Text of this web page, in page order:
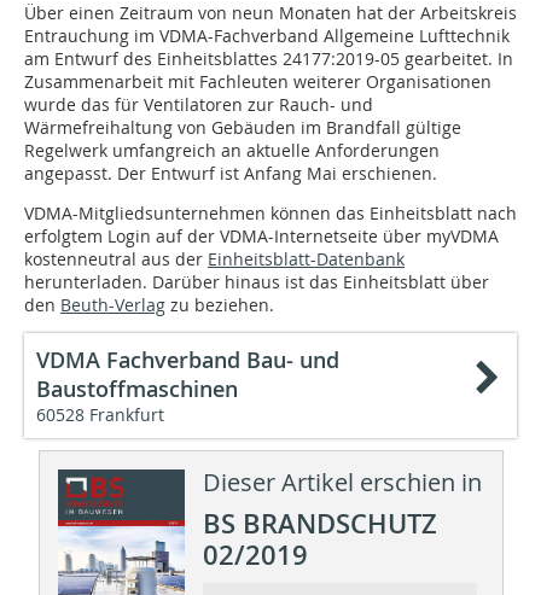
Über einen Zeitraum von neun Monaten hat der Arbeitskreis
Entrauchung im VDMA-Fachverband Allgemeine Lufttechnik
am Entwurf des Einheitsblattes 24177:2019-05 gearbeitet. In
Zusammenarbeit mit Fachleuten weiterer Organisationen
wurde das für Ventilatoren zur Rauch- und
Wärmefreihaltung von Gebäuden im Brandfall gültige
Regelwerk umfangreich an aktuelle Anforderungen
angepasst. Der Entwurf ist Anfang Mai erschienen.
VDMA-Mitgliedsunternehmen können das Einheitsblatt nach
erfolgtem Login auf der VDMA-Internetseite über myVDMA
kostenneutral aus der Einheitsblatt-Datenbank
herunterladen. Darüber hinaus ist das Einheitsblatt über
den Beuth-Verlag zu beziehen.
VDMA Fachverband Bau- und
Baustoffmaschinen
60528 Frankfurt
Dieser Artikel erschien in
BS BRANDSCHUTZ
02/2019